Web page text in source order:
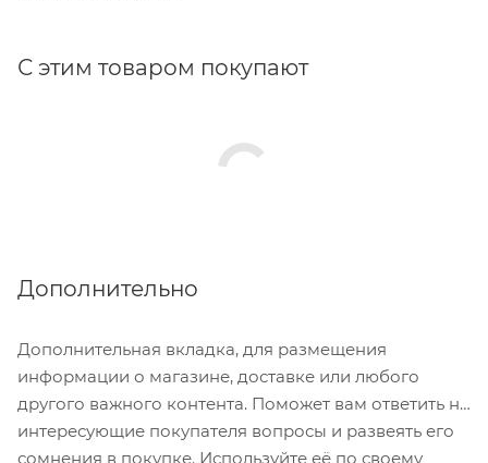
С этим товаром покупают
Дополнительно
Дополнительная вкладка, для размещения
информации о магазине, доставке или любого
другого важного контента. Поможет вам ответить на
интересующие покупателя вопросы и развеять его
сомнения в покупке. Используйте её по своему